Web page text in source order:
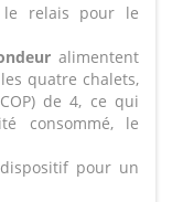
relais pour le
alimentent
quatre chalets,
de 4, ce qui
consommé, le
pour un